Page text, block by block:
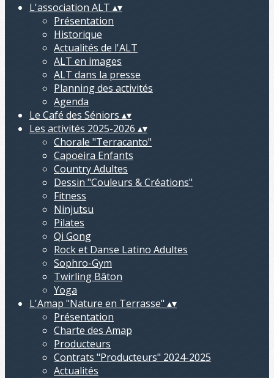
L'association ALT ▴▾
Présentation
Historique
Actualités de l'ALT
ALT en images
ALT dans la presse
Planning des activités
Agenda
Le Café des Séniors ▴▾
Les activités 2025-2026 ▴▾
Chorale "Terracanto"
Capoeira Enfants
Country Adultes
Dessin "Couleurs & Créations"
Fitness
Ninjutsu
Pilates
Qi Gong
Rock et Danse Latino Adultes
Sophro-Gym
Twirling Bâton
Yoga
L'Amap "Nature en Terrasse" ▴▾
Présentation
Charte des Amap
Producteurs
Contrats "Producteurs" 2024-2025
Actualités